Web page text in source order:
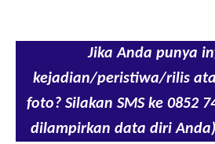
Jika Anda punya
kejadian/peristiwa/rilis
foto? Silakan SMS ke 0852
dilampirkan data diri Anda)